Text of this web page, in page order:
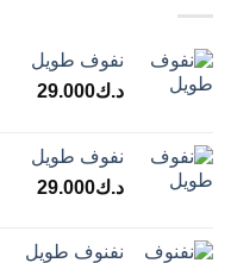
نفوف طويل
د.ك29.000
نفوف طويل
د.ك29.000
نفنوف طويل